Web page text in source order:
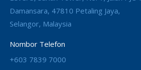
Damansara, 47810 Petaling Jaya,
Selangor, Malaysia
Nombor Telefon
+603 7839 7000